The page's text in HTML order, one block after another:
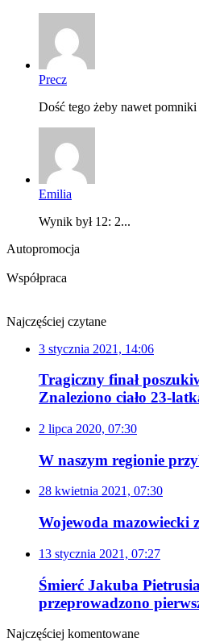
Precz
Dość tego żeby nawet
Emilia
Wynik był 12: 2...
Autopromocja
Współpraca
Najczęściej czytane
3 stycznia 2021, 14:06
Tragiczny finał
Znaleziono ciało 23-
2 lipca 2020, 07:30
W naszym regionie
28 kwietnia 2021, 07:30
Wojewoda mazowiecki
13 stycznia 2021, 07:27
Śmierć Jakuba
przeprowadzono
Najczęściej komentowane